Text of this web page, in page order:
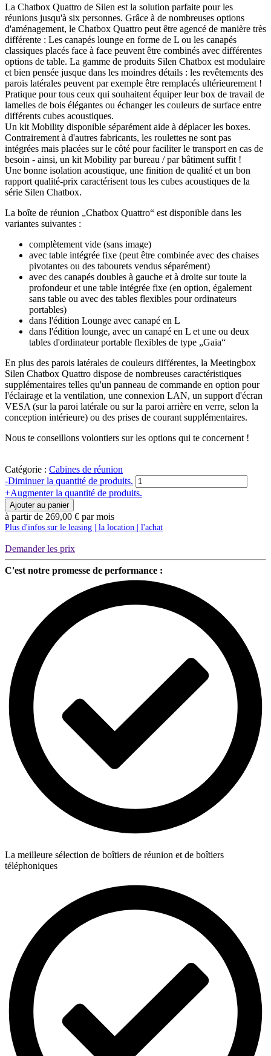
La Chatbox Quattro de Silen est la solution parfaite pour les
réunions jusqu'à six personnes. Grâce à de nombreuses options
d'aménagement, le Chatbox Quattro peut être agencé de manière très
différente : Les canapés lounge en forme de L ou les canapés
classiques placés face à face peuvent être combinés avec différentes
options de table. La gamme de produits Silen Chatbox est modulaire
et bien pensée jusque dans les moindres détails : les revêtements des
parois latérales peuvent par exemple être remplacés ultérieurement !
Pratique pour tous ceux qui souhaitent équiper leur box de travail de
lamelles de bois élégantes ou échanger les couleurs de surface entre
différents cubes acoustiques.
Un kit Mobility disponible séparément aide à déplacer les boxes.
Contrairement à d'autres fabricants, les roulettes ne sont pas
intégrées mais placées sur le côté pour faciliter le transport en cas de
besoin - ainsi, un kit Mobility par bureau / par bâtiment suffit !
Une bonne isolation acoustique, une finition de qualité et un bon
rapport qualité-prix caractérisent tous les cubes acoustiques de la
série Silen Chatbox.
La boîte de réunion „Chatbox Quattro“ est disponible dans les
variantes suivantes :
complètement vide (sans image)
avec table intégrée fixe (peut être combinée avec des chaises
pivotantes ou des tabourets vendus séparément)
avec des canapés doubles à gauche et à droite sur toute la
profondeur et une table intégrée fixe (en option, également
sans table ou avec des tables flexibles pour ordinateurs
portables)
dans l'édition Lounge avec canapé en L
dans l'édition lounge, avec un canapé en L et une ou deux
tables d'ordinateur portable flexibles de type „Gaia“
En plus des parois latérales de couleurs différentes, la Meetingbox
Silen Chatbox Quattro dispose de nombreuses caractéristiques
supplémentaires telles qu'un panneau de commande en option pour
l'éclairage et la ventilation, une connexion LAN, un support d'écran
VESA (sur la paroi latérale ou sur la paroi arrière en verre, selon la
conception intérieure) ou des prises de courant supplémentaires.
Nous te conseillons volontiers sur les options qui te concernent !
Catégorie : Cabines de réunion
-Diminuer la quantité de produits. Quantité
Meetingbox
Silen
+Augmenter la quantité de produits.
Ajouter au panier
à partir de 269,00 € par mois
Plus d'infos sur le leasing | la location | l'achat
Demander les prix
C'est notre promesse de performance :
La meilleure sélection de boîtiers de réunion et de boîtiers
téléphoniques